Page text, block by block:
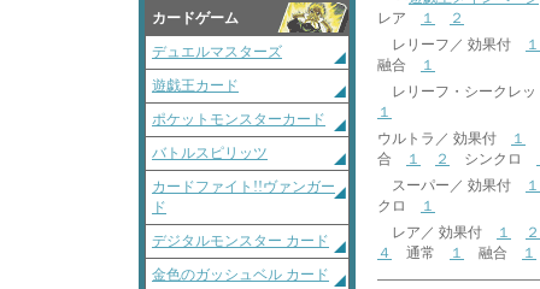
カードゲーム
デュエルマスターズ
遊戯王カード
ポケットモンスターカード
バトルスピリッツ
カードファイト!!ヴァンガー
ド
デジタルモンスター カード
金色のガッシュベル カード
レア
１
２
レリーフ／ 効果付
１
融合
１
レリーフ・シークレ
１
ウルトラ／ 効果付
１
合
１ ２ シンクロ
スーパー／ 効果付
１
クロ
１
レア／ 効果付
１
２
４
通常 １ 融合 １